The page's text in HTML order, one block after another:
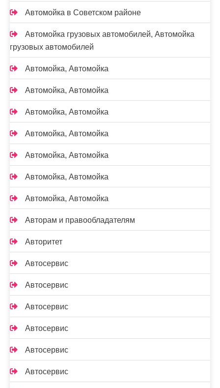
Автомойка в Советском районе
Автомойка грузовых автомобилей, Автомойка
грузовых автомобилей
Автомойка, Автомойка
Автомойка, Автомойка
Автомойка, Автомойка
Автомойка, Автомойка
Автомойка, Автомойка
Автомойка, Автомойка
Автомойка, Автомойка
Авторам и правообладателям
Авторитет
Автосервис
Автосервис
Автосервис
Автосервис
Автосервис
Автосервис